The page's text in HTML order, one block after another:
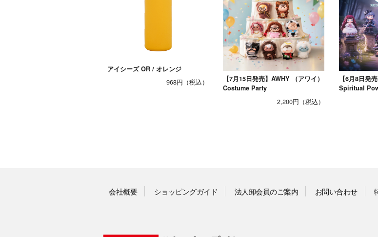
アイシーズ OR / オレンジ
968円
【7月15日発売】AWHY （アワイ）
Costume Party
2,200円
【6月8日発
Spiritual
会社概要 ショッピングガイド 法人卸会員のご案内 お問い合わせ